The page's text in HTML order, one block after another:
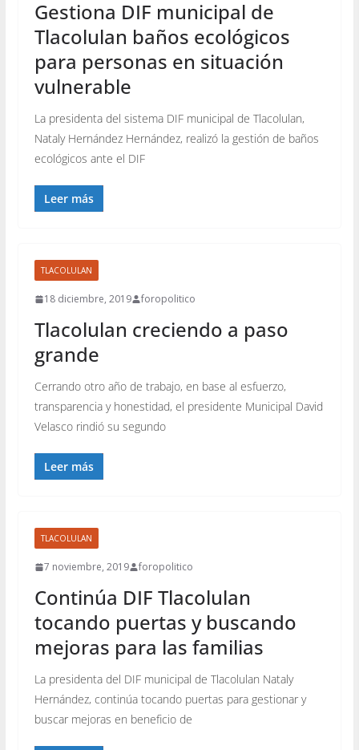
Gestiona DIF municipal de
Tlacolulan baños ecológicos
para personas en situación
vulnerable
La presidenta del sistema DIF municipal de Tlacolulan,
Nataly Hernández Hernández, realizó la gestión de baños
ecológicos ante el DIF
Leer más
TLACOLULAN
18 diciembre, 2019 foropolitico
Tlacolulan creciendo a paso
grande
Cerrando otro año de trabajo, en base al esfuerzo,
transparencia y honestidad, el presidente Municipal David
Velasco rindió su segundo
Leer más
TLACOLULAN
7 noviembre, 2019 foropolitico
Continúa DIF Tlacolulan
tocando puertas y buscando
mejoras para las familias
La presidenta del DIF municipal de Tlacolulan Nataly
Hernández, continúa tocando puertas para gestionar y
buscar mejoras en beneficio de